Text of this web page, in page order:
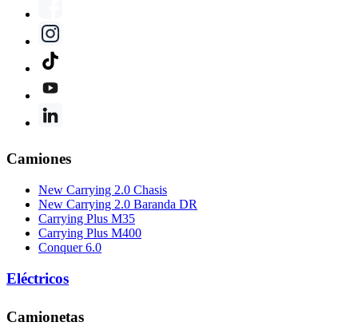
Camiones
New Carrying 2.0 Chasis
New Carrying 2.0 Baranda DR
Carrying Plus M35
Carrying Plus M400
Conquer 6.0
Eléctricos
Camionetas